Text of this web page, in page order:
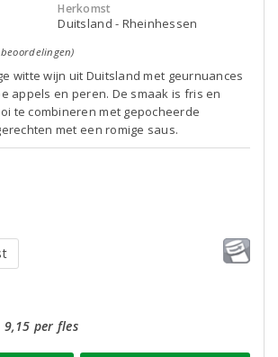
Herkomst
Duitsland - Rheinhessen
witte wijn uit Duitsland met geurnuances
appels en peren. De smaak is fris en
te combineren met gepocheerde
met een romige saus.
9,15 per fles